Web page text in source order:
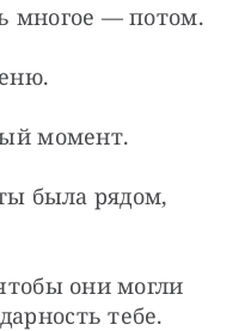
многое — потом.
момент.
была рядом,
они могли
тебе.